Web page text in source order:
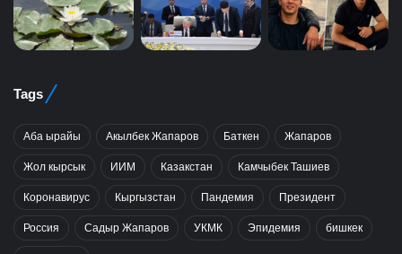
Tags
Аба ырайы Акылбек Жапаров Баткен Жапаров
Жол кырсык ИИМ Казакстан Камчыбек Ташиев
Коронавирус Кыргызстан Пандемия Президент
Россия Садыр Жапаров УКМК Эпидемия бишкек